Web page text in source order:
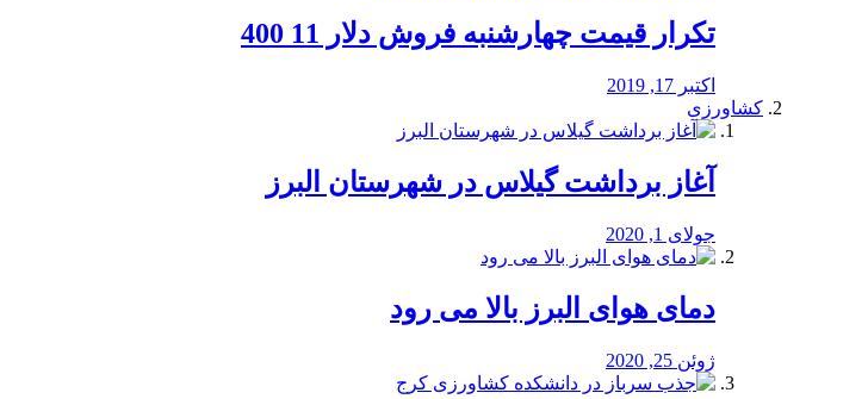
تکرار قیمت چهارشنبه فروش دلار 11 400
اکتبر 17, 2019
کشاورزی
آغاز برداشت گیلاس در شهرستان البرز
جولای 1, 2020
دمای هوای البرز بالا می رود
ژوئن 25, 2020